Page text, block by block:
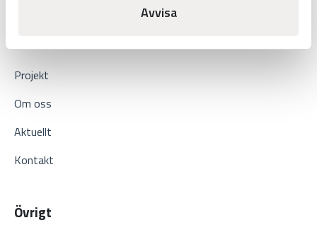
Avvisa
Projekt
Om oss
Aktuellt
Kontakt
Övrigt